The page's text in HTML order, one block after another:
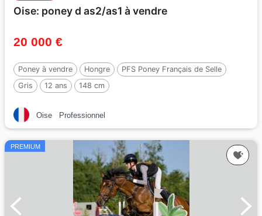
Oise: poney d as2/as1 à vendre
20 000 €
Poney à vendre Hongre
PFS Poney Français de Selle
Gris
12 ans 148 cm
Oise Professionnel
PREMIUM